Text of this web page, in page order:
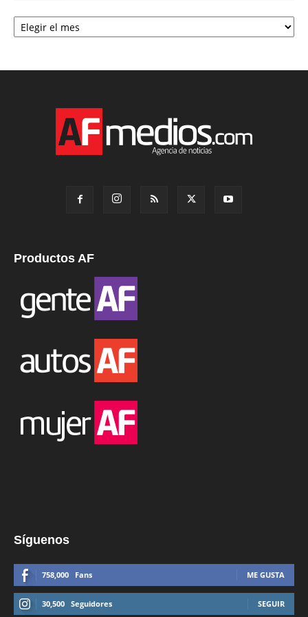
Archivo
Productos AF
Síguenos
758,000 Fans ME GUSTA
30,500 Seguidores SEGUIR